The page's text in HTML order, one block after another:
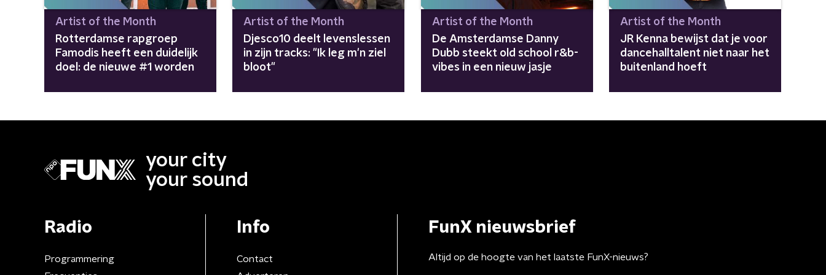
Artist of the Month
Rotterdamse rapgroep
Famodis heeft een duidelijk
doel: de nieuwe #1 worden
Artist of the Month
Djesco10 deelt levenslessen
in zijn tracks: "Ik leg m'n ziel
bloot"
Artist of the Month
De Amsterdamse Danny
Dubb steekt old school r&b-
vibes in een nieuw jasje
Artist of the Month
JR Kenna bewijst dat je voor
dancehalltalent niet naar het
buitenland hoeft
your city
your sound
Radio
Programmering
Info
Contact
FunX nieuwsbrief
Altijd op de hoogte van het laatste FunX-nieuws?